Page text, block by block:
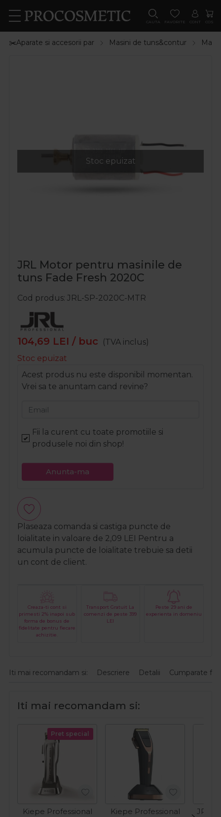
CAUTA FAVORITE CONT COS
✂️Aparate si accesorii par Masini de tuns&contur
Stoc epuizat
JRL Motor pentru masinile de
tuns Fade Fresh 2020C
Cod produs JRL-SP-2020C-MTR
104,69 LEI / buc
(TVA inclus)
Stoc epuizat
Acest produs nu este disponibil momentan.
Vrei sa te anuntam cand revine?
Email
Fii la curent cu toate promotiile si
produsele noi din shop!
Anunta-ma
Plaseaza comanda si castiga puncte de
loialitate in valoare de 2,09 LEI
Pentru a
acumula puncte de loialitate trebuie sa detii
un cont de client.
Creaza-ti cont si
primesti 2% inapoi sub
forma de bonus de
fidelitate pentru fiecare
achizitie.
Transport Gratuit La
comenzi de peste 399
LEI
Peste 29 ani de
experienta in domeniu
Iti mai recomandam si: Descriere Detalii Cumparate
Iti mai recomandam si:
Pret special
Kiepe Professional
Kiepe Professional
JRL